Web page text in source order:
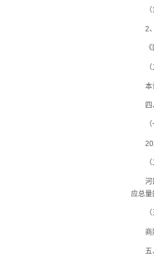
（19
2、
《国
（二
本计
四
（一
2023
（二
河口
应总量
（三
商服
五、